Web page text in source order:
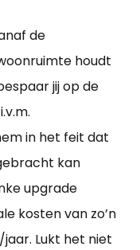
de
houdt
jij op de
in het feit dat
kan
upgrade
kosten van zo’n
jaar. Lukt het niet